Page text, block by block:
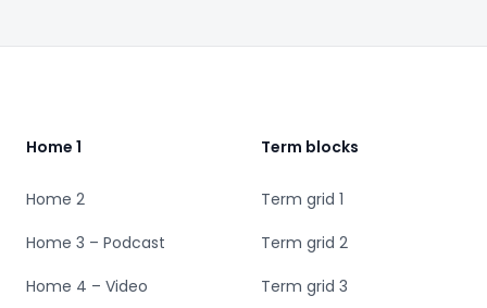
Home 1
Home 2
Home 3 – Podcast
Home 4 – Video
Term blocks
Term grid 1
Term grid 2
Term grid 3